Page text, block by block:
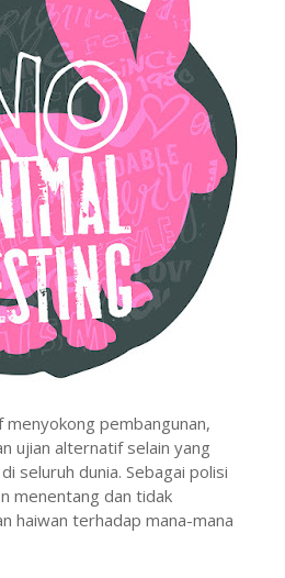
pembangunan,
ujian alternatif selain yang
seluruh dunia. Sebagai polisi
menentang dan tidak
haiwan terhadap mana-mana